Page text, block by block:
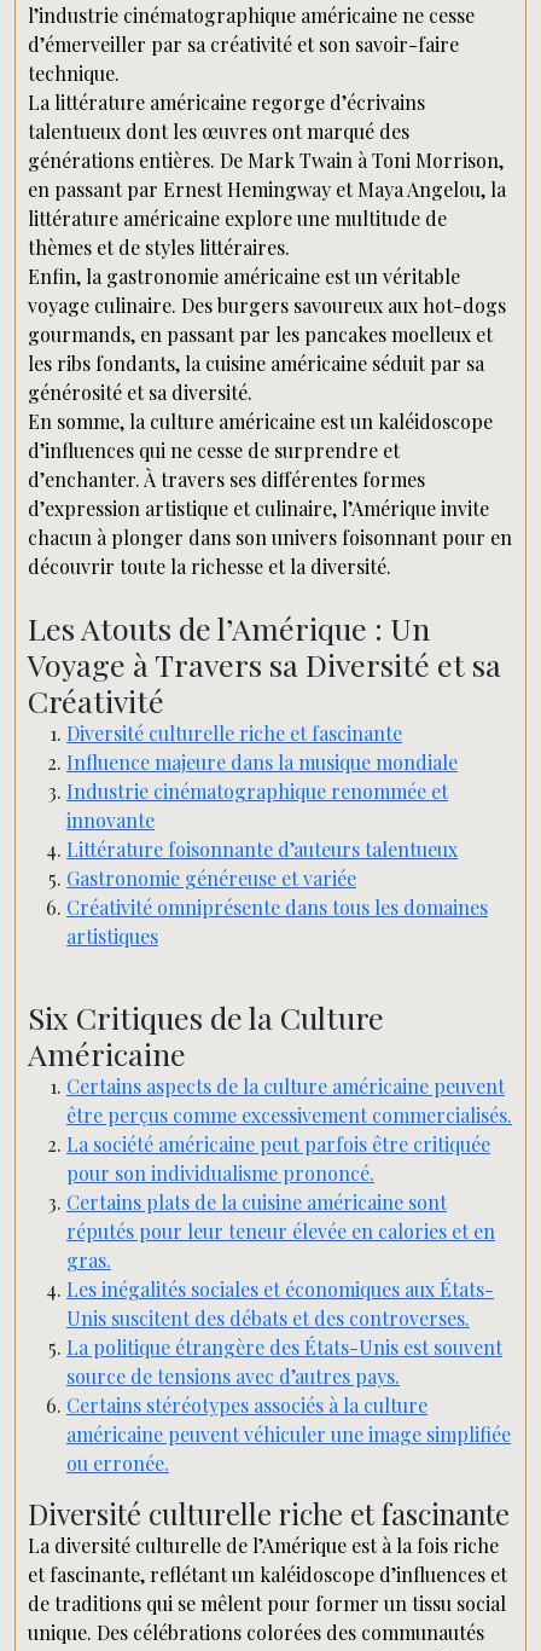
l’industrie cinématographique américaine ne cesse
d’émerveiller par sa créativité et son savoir-faire
technique.
La littérature américaine regorge d’écrivains
talentueux dont les œuvres ont marqué des
générations entières. De Mark Twain à Toni Morrison,
en passant par Ernest Hemingway et Maya Angelou, la
littérature américaine explore une multitude de
thèmes et de styles littéraires.
Enfin, la gastronomie américaine est un véritable
voyage culinaire. Des burgers savoureux aux hot-dogs
gourmands, en passant par les pancakes moelleux et
les ribs fondants, la cuisine américaine séduit par sa
générosité et sa diversité.
En somme, la culture américaine est un kaléidoscope
d’influences qui ne cesse de surprendre et
d’enchanter. À travers ses différentes formes
d’expression artistique et culinaire, l’Amérique invite
chacun à plonger dans son univers foisonnant pour en
découvrir toute la richesse et la diversité.
Les Atouts de l’Amérique : Un
Voyage à Travers sa Diversité et sa
Créativité
Diversité culturelle riche et fascinante
Influence majeure dans la musique mondiale
Industrie cinématographique renommée et
innovante
Littérature foisonnante d’auteurs talentueux
Gastronomie généreuse et variée
Créativité omniprésente dans tous les domaines
artistiques
Six Critiques de la Culture
Américaine
Certains aspects de la culture américaine peuvent
être perçus comme excessivement commercialisés.
La société américaine peut parfois être critiquée
pour son individualisme prononcé.
Certains plats de la cuisine américaine sont
réputés pour leur teneur élevée en calories et en
gras.
Les inégalités sociales et économiques aux États-
Unis suscitent des débats et des controverses.
La politique étrangère des États-Unis est souvent
source de tensions avec d’autres pays.
Certains stéréotypes associés à la culture
américaine peuvent véhiculer une image simplifiée
ou erronée.
Diversité culturelle riche et fascinante
La diversité culturelle de l’Amérique est à la fois riche
et fascinante, reflétant un kaléidoscope d’influences et
de traditions qui se mêlent pour former un tissu social
unique. Des célébrations colorées des communautés